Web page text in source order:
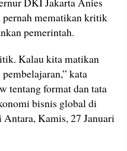
pernah mematikan kritik
pemerintah.
Kalau kita matikan
kata
tentang format dan tata
bisnis global di
Kamis, 27 Januari